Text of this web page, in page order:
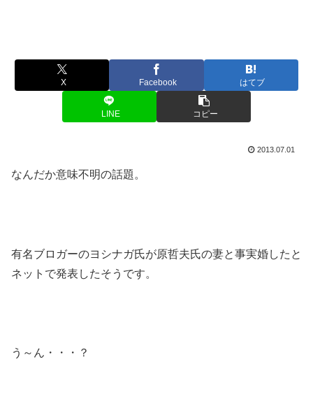
X Facebook はてブ
LINE コピー
2013.07.01
なんだか意味不明の話題。
有名ブロガーのヨシナガ氏が原哲夫氏の妻と事実婚したと
ネットで発表したそうです。
う～ん・・・？